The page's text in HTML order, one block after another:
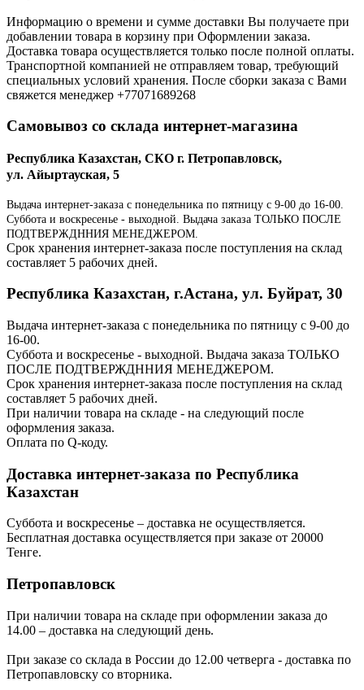
Информацию о времени и сумме доставки Вы получаете при
добавлении товара в корзину при Оформлении заказа.
Доставка товара осуществляется только после полной оплаты.
Транспортной компанией не отправляем товар, требующий
специальных условий хранения. После сборки заказа с Вами
свяжется менеджер +77071689268
Самовывоз со склада интернет-магазина
Республика Казахстан, СКО г. Петропавловск,
ул. Айыртауская, 5
Выдача интернет-заказа с понедельника по пятницу с 9-00 до 16-00.
Суббота и воскресенье - выходной. Выдача заказа ТОЛЬКО ПОСЛЕ
ПОДТВЕРЖДННИЯ МЕНЕДЖЕРОМ.
Срок хранения интернет-заказа после поступления на склад
составляет 5 рабочих дней.
Республика Казахстан, г.Астана, ул. Буйрат, 30
Выдача интернет-заказа с понедельника по пятницу с 9-00 до
16-00.
Суббота и воскресенье - выходной. Выдача заказа ТОЛЬКО
ПОСЛЕ ПОДТВЕРЖДННИЯ МЕНЕДЖЕРОМ.
Срок хранения интернет-заказа после поступления на склад
составляет 5 рабочих дней.
При наличии товара на складе - на следующий после
оформления заказа.
Оплата по Q-коду.
Доставка интернет-заказа по Республика
Казахстан
Суббота и воскресенье – доставка не осуществляется.
Бесплатная доставка осуществляется при заказе от 20000
Тенге.
Петропавловск
При наличии товара на складе при оформлении заказа до
14.00 – доставка на следующий день.
При заказе со склада в России до 12.00 четверга - доставка по
Петропавловску со вторника.